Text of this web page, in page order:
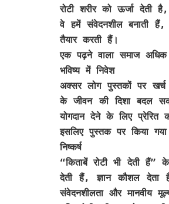
रोटी शरीर को ऊर्जा देती
वे हमें संवेदनशील बनाती
तैयार करती हैं।
एक पढ़ने वाला समाज
भविष्य में निवेश
अक्सर लोग पुस्तकों पर
के जीवन की दिशा बदल
योगदान देने के लिए प्रेरित
इसलिए पुस्तक पर किया
निष्कर्ष
“किताबें रोटी भी देती
देती हैं, ज्ञान कौशल देता
संवेदनशीलता और मानवीय